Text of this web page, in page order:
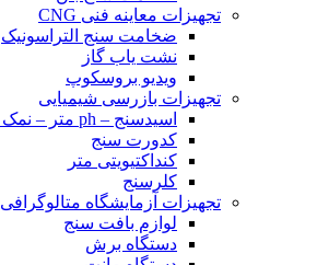
تجهیزات معاینه فنی CNG
ضخامت سنج التراسونیک
نشت یاب گاز
ویدیو بروسکوپ
تجهیزات بازرسی شیمیایی
اسیدسنج – ph متر – نمک سنج
کدورت سنج
کنداکتیویتی متر
کلرسنج
تجهیزات آزمایشگاه متالوگرافی
لوازم بافت سنج
دستگاه برش